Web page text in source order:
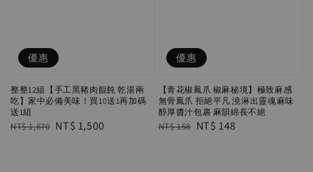
優惠
整整12組【手工黑豬肉餛飩 乾湯兩
吃】家中必備美味！買10送1再加碼
送1組
Regular
NT$ 1,870 Sale
NT$ 1,500
優惠
【青花椒鳳爪 椒麻秘境】極致麻感
無骨鳳爪 拒絕平凡 澆淋出靈魂麻味
醇厚醬汁包裹 麻韻綿長不絕
Regular
NT$ 158 Sale
NT$ 148